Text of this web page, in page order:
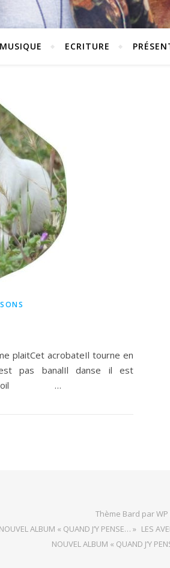
MUSIQUE ECRITURE
plaitCet acrobateIl tourne en
pas banalIl danse il est
au poil …
Thème Bard par
NOUVEL ALBUM « QUAND J’Y PENSE… » LES
NOUVEL ALBUM « QUAND J’Y